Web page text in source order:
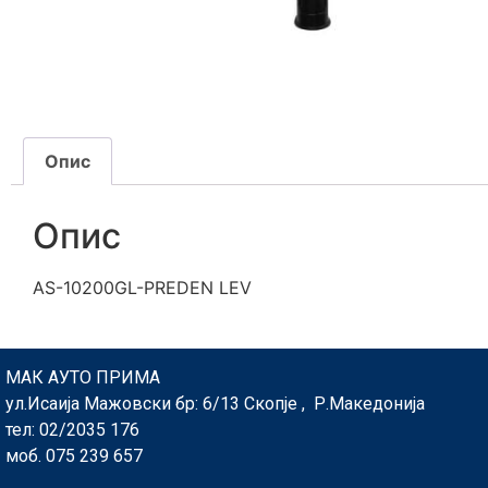
Опис
Опис
AS-10200GL-PREDEN LEV
МАК АУТО ПРИМА
ул.Исаија Мажовски бр: 6/13 Скопје , Р.Македонија
тел: 02/2035 176
моб. 075 239 657